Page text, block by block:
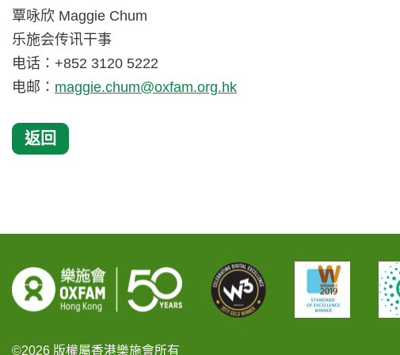
覃咏欣 Maggie Chum
乐施会传讯干事
电话：+852 3120 5222
电邮： maggie.chum@oxfam.org.hk
返回
©2026 版權屬香港樂施會所有